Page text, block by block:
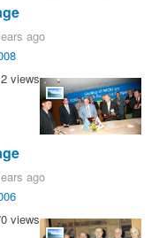
ago
views
ago
views